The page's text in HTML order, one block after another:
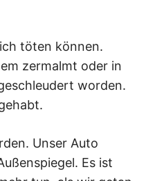
töten können.
zermalmt oder in
worden.
Unser Auto
Es ist